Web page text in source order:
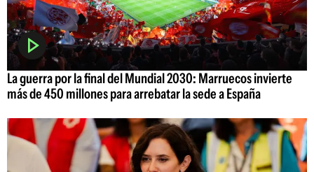
La guerra por la final del Mundial 2030: Marruecos invierte
más de 450 millones para arrebatar la sede a España